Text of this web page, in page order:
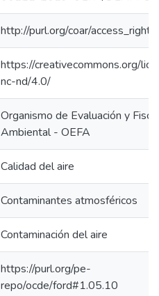
http://purl.org/coar/access_right/
https://creativecommons.org/
nc-nd/4.0/
Organismo de Evaluación y
Ambiental - OEFA
Calidad del aire
Contaminantes atmosféricos
Contaminación del aire
https://purl.org/pe-
repo/ocde/ford#1.05.10